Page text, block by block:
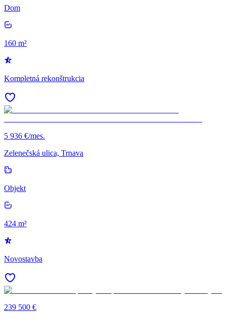
Dom
160 m²
Kompletná rekonštrukcia
5 936 €/mes.
Zelenečská ulica, Trnava
Objekt
424 m²
Novostavba
239 500 €